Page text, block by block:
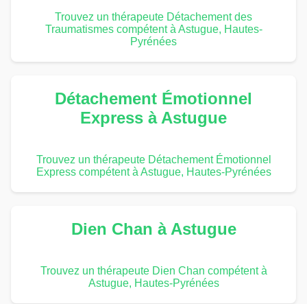
Trouvez un thérapeute Détachement des
Traumatismes compétent à Astugue, Hautes-
Pyrénées
Détachement Émotionnel
Express à Astugue
Trouvez un thérapeute Détachement Émotionnel
Express compétent à Astugue, Hautes-Pyrénées
Dien Chan à Astugue
Trouvez un thérapeute Dien Chan compétent à
Astugue, Hautes-Pyrénées